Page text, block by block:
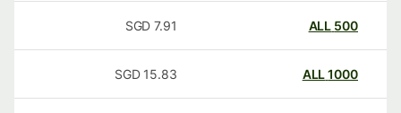
500
ALL
7.91
SGD
1000
ALL
15.83
SGD